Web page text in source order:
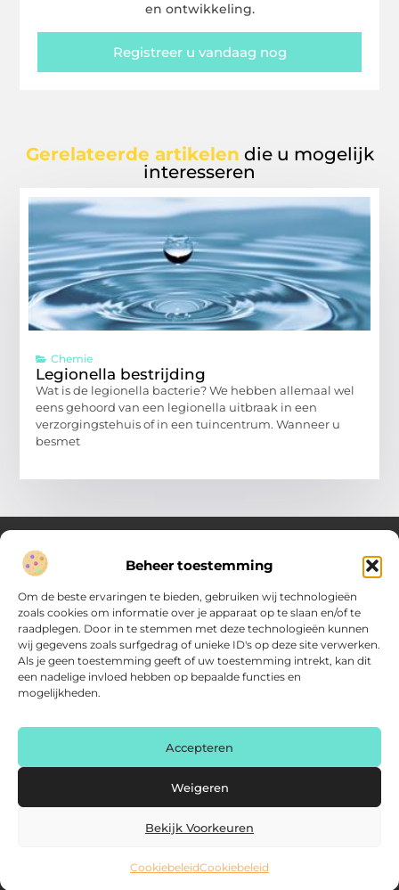
Beheer toestemming
Om de beste ervaringen te bieden, gebruiken wij technologieën
zoals cookies om informatie over je apparaat op te slaan en/of te
raadplegen. Door in te stemmen met deze technologieën kunnen
wij gegevens zoals surfgedrag of unieke ID's op deze site verwerken.
Als je geen toestemming geeft of uw toestemming intrekt, kan dit
een nadelige invloed hebben op bepaalde functies en
mogelijkheden.
Accepteren
Weigeren
Bekijk Voorkeuren
CookiebeleidCookiebeleid
en ontwikkeling.
Registreer u vandaag nog
Gerelateerde artikelen die u mogelijk
interesseren
Chemie
Legionella bestrijding
Wat is de legionella bacterie? We hebben allemaal wel
eens gehoord van een legionella uitbraak in een
verzorgingstehuis of in een tuincentrum. Wanneer u
besmet
Inzicht en inspiratie voor jouw dagelijkse keuzes
Ontdek gevarieerde content vol praktische tips, doordachte
inzichten en vernieuwende ideeën. Alles wat je nodig hebt om
met meer overzicht.
@2025 www.verenigdezaken.nl. All Right Reserved.